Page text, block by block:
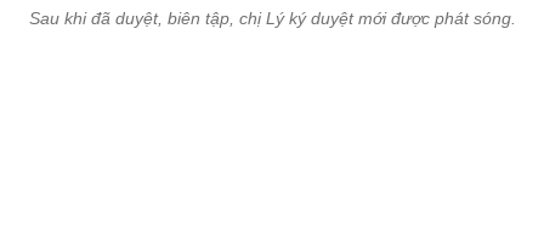
Sau khi đã duyệt, biên tập, chị Lý ký duyệt mới được phát sóng.